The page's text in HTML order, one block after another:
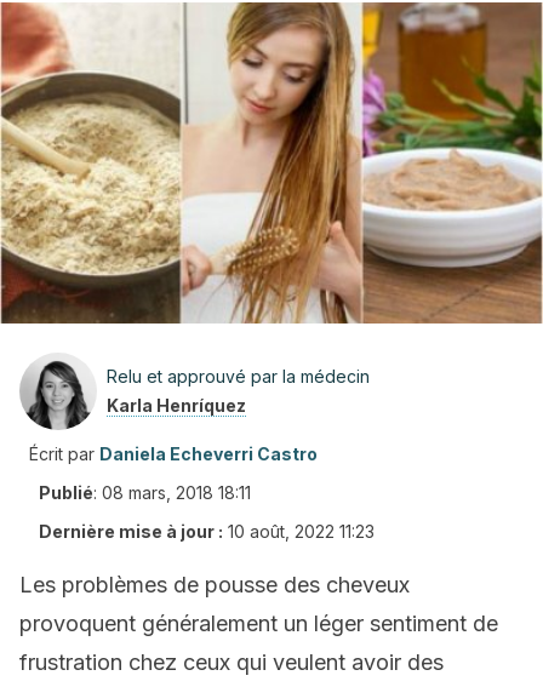
Relu et approuvé par la médecin
Karla Henríquez
Écrit par Daniela Echeverri Castro
Publié: 08 mars, 2018 18:11
Dernière mise à jour : 10 août, 2022 11:23
Les problèmes de pousse des cheveux
provoquent généralement un léger sentiment de
frustration chez ceux qui veulent avoir des